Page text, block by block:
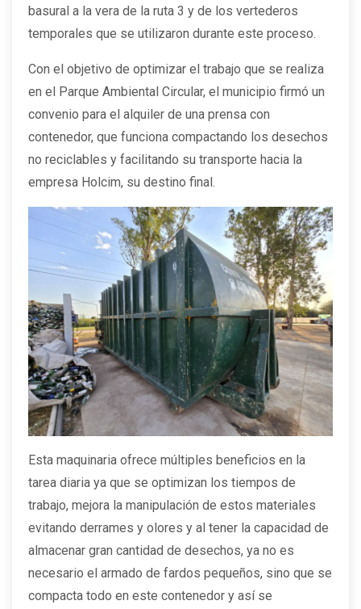
basural a la vera de la ruta 3 y de los vertederos
temporales que se utilizaron durante este proceso.
Con el objetivo de optimizar el trabajo que se realiza
en el Parque Ambiental Circular, el municipio firmó un
convenio para el alquiler de una prensa con
contenedor, que funciona compactando los desechos
no reciclables y facilitando su transporte hacia la
empresa Holcim, su destino final.
Esta maquinaria ofrece múltiples beneficios en la
tarea diaria ya que se optimizan los tiempos de
trabajo, mejora la manipulación de estos materiales
evitando derrames y olores y al tener la capacidad de
almacenar gran cantidad de desechos, ya no es
necesario el armado de fardos pequeños, sino que se
compacta todo en este contenedor y así se